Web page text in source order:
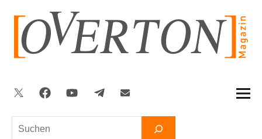
springen
Suchen
Twitter FacebookYouTubeTelegram